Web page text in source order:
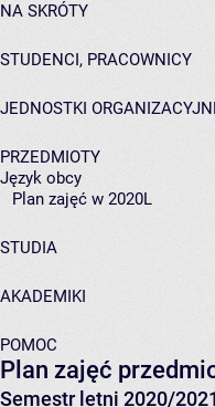
NA SKRÓTY
STUDENCI, PRACOWNICY
JEDNOSTKI
PRZEDMIOTY
Język obcy
Plan zajęć w 2020L
STUDIA
AKADEMIKI
POMOC
Plan zajęć
Semestr letni 2020/2021